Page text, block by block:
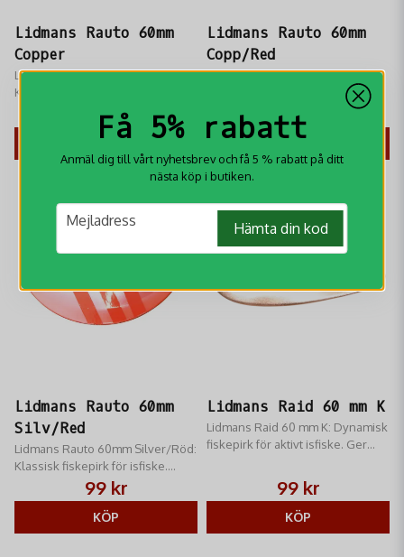
Lidmans Rauto 60mm
Copper
Lidmans Rauto 60mm Copper:
Klassisk fiskepirk i koppar.
Perfekt för röding, öring och
abborre. Oslagbar lockeffekt &
balanserad gång.
99 kr
KÖP
Lidmans Rauto 60mm
Copp/Red
Lidmans Rauto 60mm
Koppar/Röd: Klassisk isfiskepirk.
Varm koppar + röd trigger. Perfekt
för röding, öring och abborre.
99 kr
KÖP
Lidmans Rauto 60mm
Silv/Red
Lidmans Rauto 60mm Silver/Röd:
Klassisk fiskepirk för isfiske.
Silver/Röd färg för maximal
lockeffekt. Perfekt för röding &
99 kr
KÖP
Lidmans Raid 60 mm K
Lidmans Raid 60 mm K: Dynamisk
fiskepirk för aktivt isfiske. Ger
röding & öring. Färg K
(koppar/mässing).
99 kr
KÖP
Få 5% rabatt
Anmäl dig till vårt nyhetsbrev och få 5 % rabatt på ditt
nästa köp i butiken.
email
Mejladress Hämta din kod